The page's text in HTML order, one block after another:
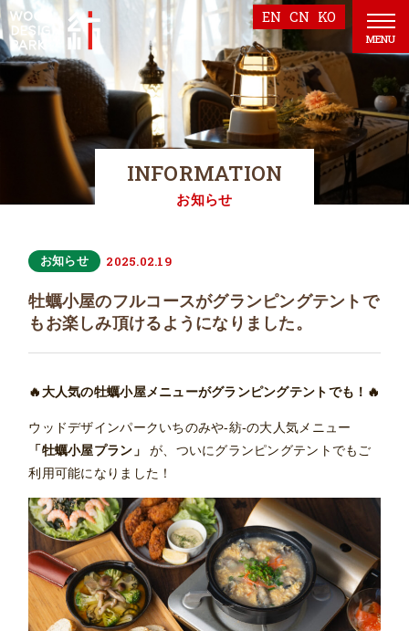
EN CN KO
INFORMATION
お知らせ
お知らせ 2025.02.19
牡蠣小屋のフルコースがグランピングテントで
もお楽しみ頂けるようになりました。
🔥大人気の牡蠣小屋メニューがグランピングテントでも！🔥
ウッドデザインパークいちのみや-紡-の大人気メニュー
「牡蠣小屋プラン」
が、ついにグランピングテントでもご
利用可能になりました！
MENU